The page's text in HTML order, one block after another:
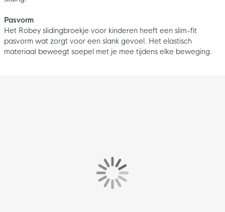
Pasvorm
Het Robey slidingbroekje voor kinderen heeft een slim-fit
pasvorm wat zorgt voor een slank gevoel. Het elastisch
materiaal beweegt soepel met je mee tijdens elke beweging.